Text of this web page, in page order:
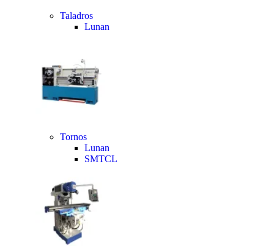
Taladros
Lunan
Tornos
Lunan
SMTCL